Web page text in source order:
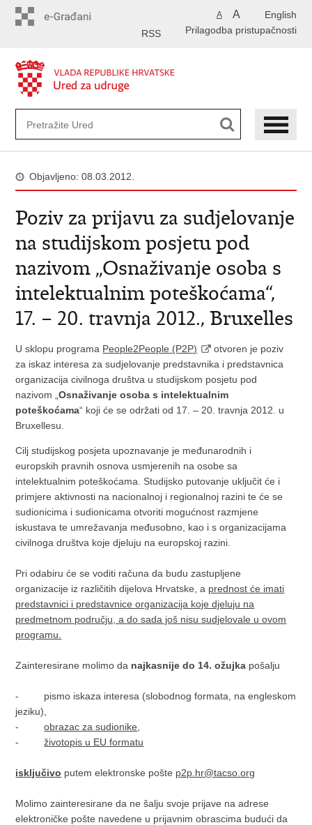
English
A A
Prilagodba pristupačnosti
RSS
Objavljeno: 08.03.2012.
Poziv za prijavu za sudjelovanje
na studijskom posjetu pod
nazivom „Osnaživanje osoba s
intelektualnim poteškoćama“,
17. – 20. travnja 2012., Bruxelles
U sklopu programa People2People (P2P)
otvoren je poziv
za iskaz interesa za sudjelovanje predstavnika i predstavnica
organizacija civilnoga društva u studijskom posjetu pod
nazivom „Osnaživanje osoba s intelektualnim
poteškoćama“ koji će se održati od 17. – 20. travnja 2012. u
Bruxellesu.
Cilj studijskog posjeta upoznavanje je međunarodnih i
europskih pravnih osnova usmjerenih na osobe sa
intelektualnim poteškoćama. Studijsko putovanje uključit će i
primjere aktivnosti na nacionalnoj i regionalnoj razini te će se
sudionicima i sudionicama otvoriti mogućnost razmjene
iskustava te umrežavanja međusobno, kao i s organizacijama
civilnoga društva koje djeluju na europskoj razini.
Pri odabiru će se voditi računa da budu zastupljene
organizacije iz različitih dijelova Hrvatske, a prednost će imati
predstavnici i predstavnice organizacija koje djeluju na
predmetnom području, a do sada još nisu sudjelovale u ovom
programu.
Zainteresirane molimo da najkasnije do 14. ožujka pošalju
- pismo iskaza interesa (slobodnog formata, na engleskom
jeziku),
-obrazac za sudionike
-životopis u EU formatu
isključivo putem elektronske pošte p2p.hr@tacso.org
Molimo zainteresirane da ne šalju svoje prijave na adrese
elektroničke pošte navedene u prijavnim obrascima budući da